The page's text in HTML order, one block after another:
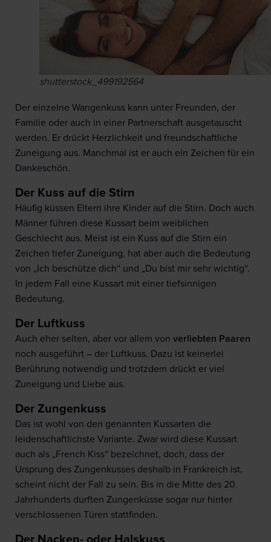
shutterstock_499192564
Der einzelne Wangenkuss kann unter Freunden, der
Familie oder auch in einer Partnerschaft ausgetauscht
werden. Er drückt Herzlichkeit und freundschaftliche
Zuneigung aus. Manchmal ist er auch ein Zeichen für ein
Dankeschön.
Der Kuss auf die Stirn
Häufig küssen Eltern ihre Kinder auf die Stirn. Doch auch
Männer führen diese Kussart beim weiblichen
Geschlecht aus. Meist ist ein Kuss auf die Stirn ein
Zeichen tiefer Zuneigung, hat aber auch die Bedeutung
von „Ich beschütze dich“ und „Du bist mir sehr wichtig“.
In jedem Fall eine Kussart mit einer tiefsinnigen
Bedeutung.
Der Luftkuss
Auch eher selten, aber vor allem von verliebten Paaren
noch ausgeführt – der Luftkuss. Dazu ist keinerlei
Berührung notwendig und trotzdem drückt er viel
Zuneigung und Liebe aus.
Der Zungenkuss
Das ist wohl von den genannten Kussarten die
leidenschaftlichste Variante. Zwar wird diese Kussart
auch als „French Kiss“ bezeichnet, doch, dass der
Ursprung des Zungenkusses deshalb in Frankreich ist,
scheint nicht der Fall zu sein. Bis in die Mitte des 20.
Jahrhunderts durften Zungenküsse sogar nur hinter
verschlossenen Türen stattfinden.
Der Nacken- oder Halskuss